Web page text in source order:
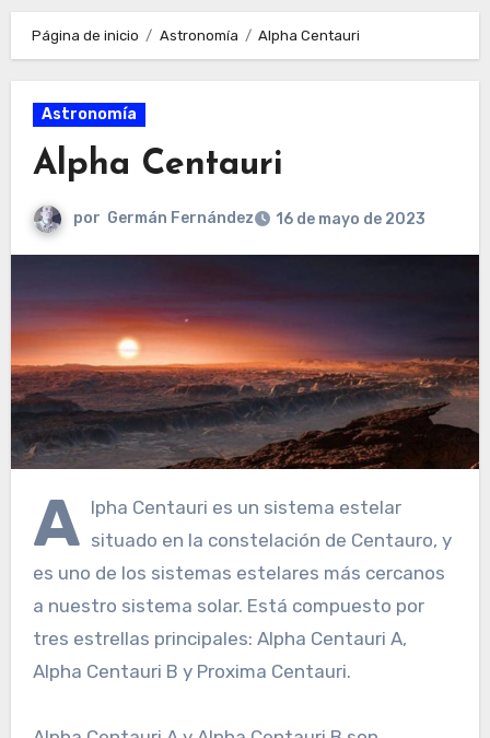
Página de inicio Astronomía Alpha Centauri
Astronomía
Alpha Centauri
por Germán Fernández 16 de mayo de 2023
A lpha Centauri es un sistema estelar
situado en la constelación de Centauro, y
es uno de los sistemas estelares más cercanos
a nuestro sistema solar. Está compuesto por
tres estrellas principales: Alpha Centauri A,
Alpha Centauri B y Proxima Centauri.